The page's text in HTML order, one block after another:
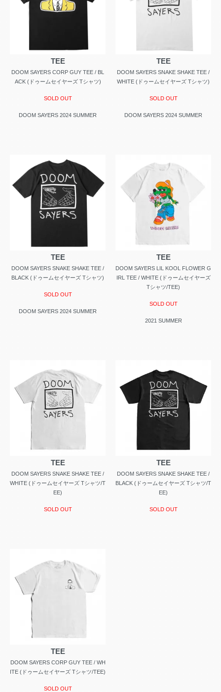
TEE
DOOM SAYERS CORP GUY TEE / BL
ACK (ドゥームセイヤーズ Tシャツ)
SOLD OUT
DOOM SAYERS 2024 SUMMER
TEE
DOOM SAYERS SNAKE SHAKE TEE /
WHITE (ドゥームセイヤーズ Tシャツ)
SOLD OUT
DOOM SAYERS 2024 SUMMER
TEE
DOOM SAYERS SNAKE SHAKE TEE /
BLACK (ドゥームセイヤーズ Tシャツ)
SOLD OUT
DOOM SAYERS 2024 SUMMER
TEE
DOOM SAYERS LIL KOOL FLOWER G
IRL TEE / WHITE (ドゥームセイヤーズ
Tシャツ/TEE)
SOLD OUT
2021 SUMMER
TEE
DOOM SAYERS SNAKE SHAKE TEE /
WHITE (ドゥームセイヤーズ Tシャツ/T
EE)
SOLD OUT
TEE
DOOM SAYERS SNAKE SHAKE TEE /
BLACK (ドゥームセイヤーズ Tシャツ/T
EE)
SOLD OUT
TEE
DOOM SAYERS CORP GUY TEE / WH
ITE (ドゥームセイヤーズ Tシャツ/TEE)
SOLD OUT